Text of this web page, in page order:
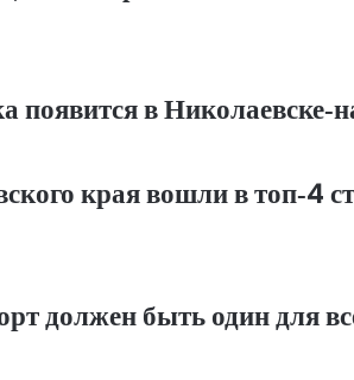
появится в
края вошли в топ‑4
должен быть один для